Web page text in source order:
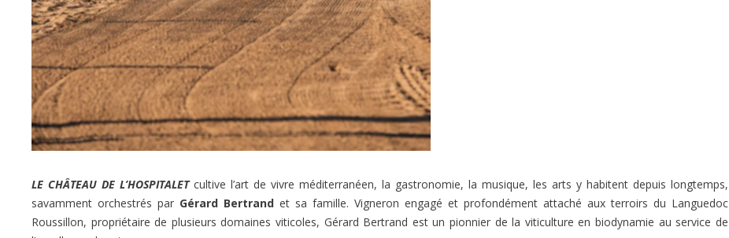
LE CHÂTEAU DE L’HOSPITALET cultive l’art de vivre méditerranéen, la gastronomie, la musique, les arts y habitent depuis longtemps,
savamment orchestrés par Gérard Bertrandet sa famille. Vigneron engagé et profondément attaché aux terroirs du Languedoc
Roussillon, propriétaire de plusieurs domaines viticoles, Gérard Bertrand est un pionnier de la viticulture en biodynamie au service de